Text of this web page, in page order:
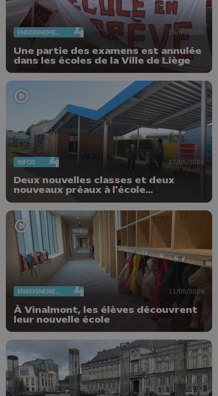
ENSEIGNEMENT 29/05/2026
Une partie des examens est annulée
dans les écoles de la Ville de Liège
INFOS 27/05/2026
Deux nouvelles classes et deux
nouveaux préaux à l'école
ENSEIGNEMENT 11/05/2026
À Vinalmont, les élèves découvrent
leur nouvelle école